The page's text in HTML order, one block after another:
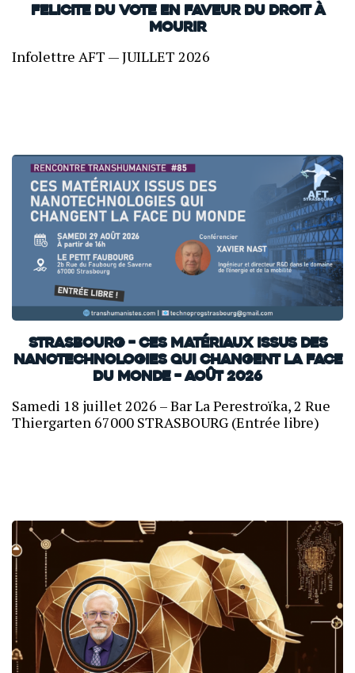
FELICITE DU VOTE EN FAVEUR DU DROIT À
MOURIR
Infolettre AFT — JUILLET 2026
Strasbourg – Ces matériaux issus des
nanotechnologies qui changent la face
du monde – Août 2026
Samedi 18 juillet 2026 – Bar La Perestroïka, 2 Rue
Thiergarten 67000 STRASBOURG (Entrée libre)